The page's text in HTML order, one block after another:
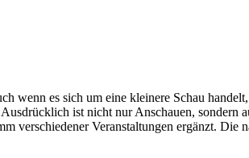
wenn es sich um eine kleinere Schau
ist nicht nur Anschauen, sondern
verschiedener Veranstaltungen ergänzt. Die